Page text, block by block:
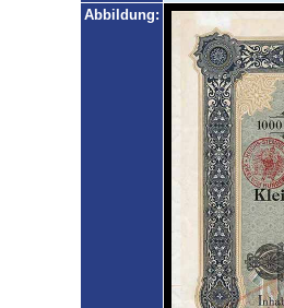
Abbildung: